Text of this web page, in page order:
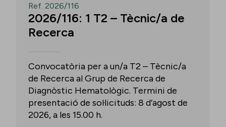
Ref. 2026/116
2026/116: 1 T2 – Tècnic/a de
Recerca
Convocatòria per a un/a T2 – Tècnic/a
de Recerca al Grup de Recerca de
Diagnòstic Hematològic. Termini de
presentació de sol·licituds: 8 d’agost de
2026, a les 15.00 h.